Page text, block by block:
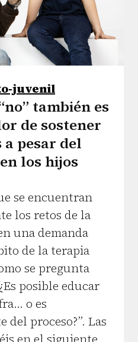
juvenil
también es
de sostener
pesar del
los hijos
se encuentran
los retos de la
una demanda
de la terapia
se pregunta
posible educar
o es
del proceso?”. Las